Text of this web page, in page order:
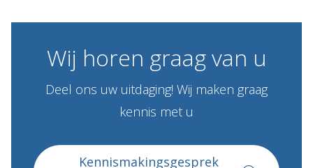
Wij horen graagvan u
Deel ons uw uitdaging! Wij maken graag
kennis met u
Kennismakingsgesprek